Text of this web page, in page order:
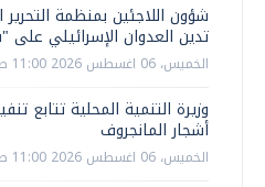
شؤون اللاجئين بمنظمة
تدين العدوان الإسرائيلي على
الخميس، 06 اغسطس 2026 11:00 ص
وزيرة التنمية المحلية تتابع
أشجار المانجروف
الخميس، 06 اغسطس 2026 11:00 ص